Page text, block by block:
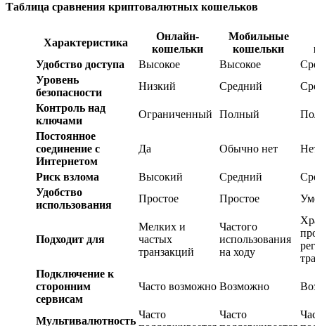
Таблица сравнения криптовалютных кошельков
Характеристика
Онлайн-
кошельки
Мобильные
кошельки
Удобство доступа
Высокое Высокое
Уровень
безопасности
Низкий Средний
Контроль над
ключами
Ограниченный Полный
Постоянное
соединение с
Интернетом
Да Обычно нет
Риск взлома Высокий Средний
Удобство
использования
Простое Простое
Подходит для
Мелких и
частых
транзакций
Частого
использования
на ходу
Подключение к
сторонним
сервисам
Часто возможно Возможно
Мультивалютность
Часто
Часто